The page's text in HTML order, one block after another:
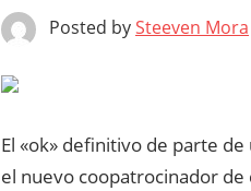
Posted bySteeven Mora
El «ok» definitivo de parte
el nuevo coopatrocinador